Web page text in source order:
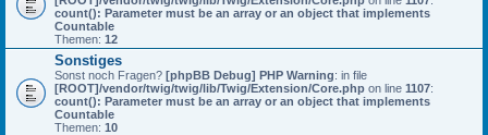
count(): Parameter must be an array or an object that implements
Countable
Themen: 12
Sonstiges
Sonst noch Fragen? [phpBB Debug] PHP Warning: in file
[ROOT]/vendor/twig/twig/lib/Twig/Extension/Core.php on line 1107:
count(): Parameter must be an array or an object that implements
Countable
Themen: 10